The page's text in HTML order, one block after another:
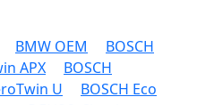
BMW OEM
BOSCH
APX
BOSCH
U
BOSCH Eco